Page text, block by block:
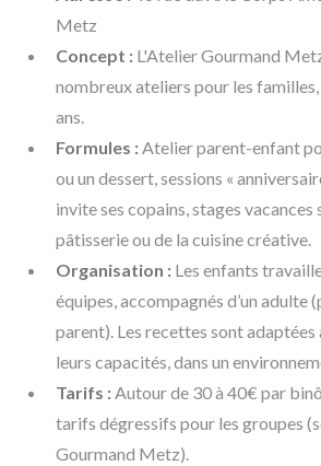
Metz
Concept : L'Atelier Gourmand
nombreux ateliers pour les
ans.
Formules :Atelier parent-enfant
ou un dessert, sessions «
invite ses copains, stages vacances
pâtisserie ou de la cuisine créative.
Organisation : Les enfants
équipes, accompagnés d’un adulte
parent). Les recettes sont adaptées
leurs capacités, dans un
Tarifs :Autour de 30 à 40€ par
tarifs dégressifs pour les groupes
Gourmand Metz).